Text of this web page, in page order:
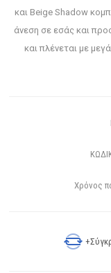
και Beige Shadow
άνεση σε εσάς και
και πλένεται με
Χρόνος